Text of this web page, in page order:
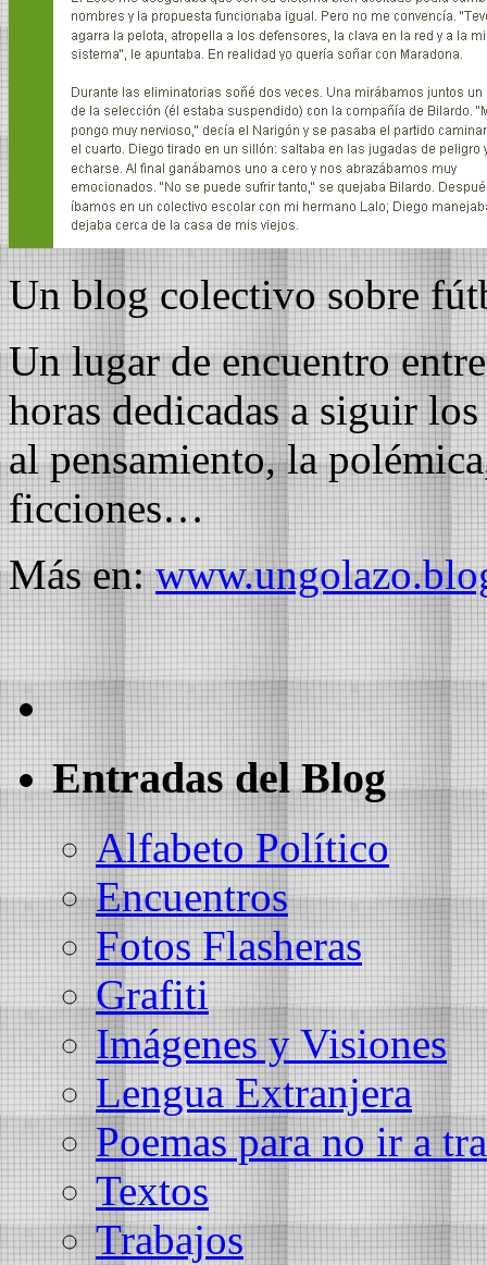
Un blog colectivo sobre
Un lugar de encuentro
horas dedicadas a siguir
al pensamiento, la
ficciones…
Más en:
Entradas del Blog
Alfabeto Político
Encuentros
Fotos Flasheras
Grafiti
Imágenes y Visiones
Lengua Extranjera
Poemas para no ir a
Textos
Trabajos